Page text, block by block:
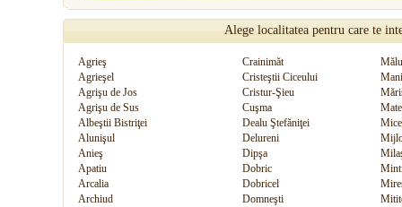
Alege localitatea pentru care te
Agrieş Crainimăt
Agrieşel
Cristeştii Ciceului
Agrişu de Jos
Cristur-Şieu
Agrişu de Sus
Cuşma
Albeştii Bistriţei
Dealu Ştefăniţei
Alunişul
Delureni
Anieş
Dipşa
Apatiu
Dobric
Arcalia
Dobricel
Archiud
Domneşti